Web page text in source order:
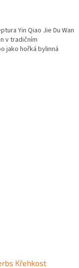
Yin Qiao Jie Du Wan
v tradičním
jako hořká bylinná
Křehkost